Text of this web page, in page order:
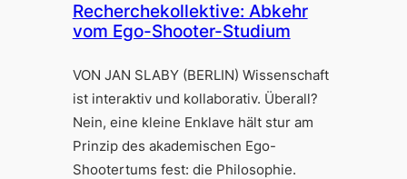
Recherchekollektive: Abkehr
vom Ego-Shooter-Studium
VON JAN SLABY (BERLIN) Wissenschaft
ist interaktiv und kollaborativ. Überall?
Nein, eine kleine Enklave hält stur am
Prinzip des akademischen Ego-
Shootertums fest: die Philosophie.